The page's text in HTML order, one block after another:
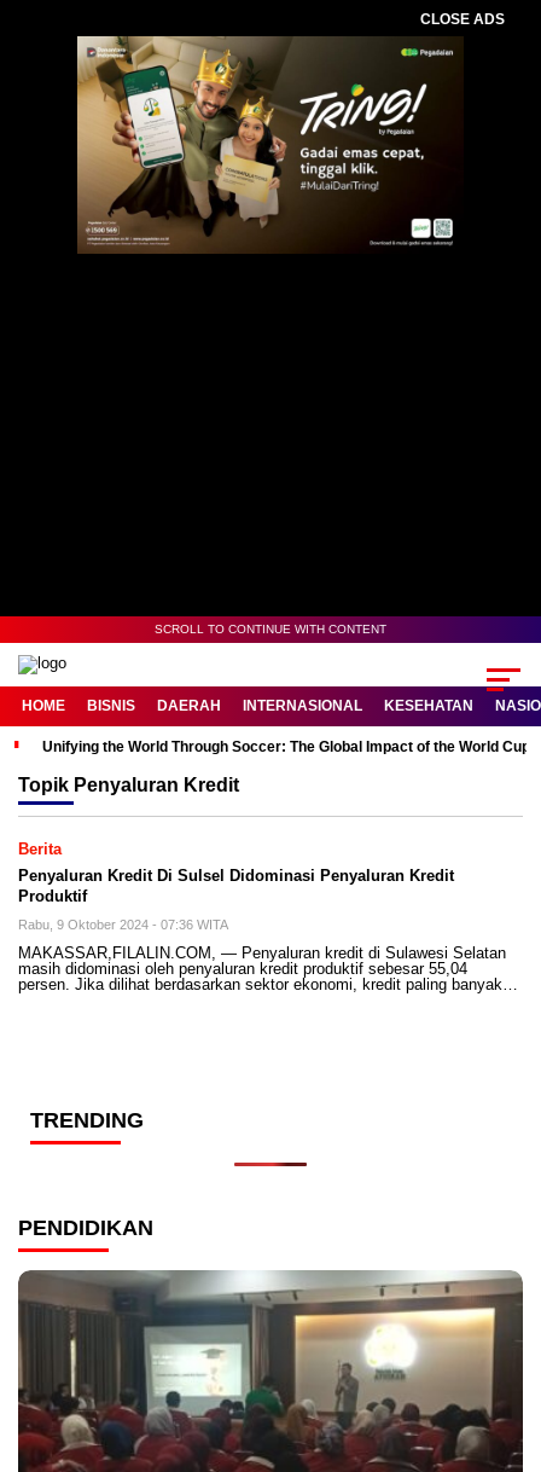
CLOSE ADS
SCROLL TO CONTINUE WITH CONTENT
HOME BISNIS DAERAH INTERNASIONAL KESEHATAN
Unifying the World Through Soccer: The Global Impact of the World Cup
Topik Penyaluran Kredit
Berita
Penyaluran Kredit Di Sulsel Didominasi Penyaluran Kredit
Produktif
Rabu, 9 Oktober 2024 - 07:36 WITA
MAKASSAR,FILALIN.COM, — Penyaluran kredit di Sulawesi Selatan
masih didominasi oleh penyaluran kredit produktif sebesar 55,04
persen. Jika dilihat berdasarkan sektor ekonomi, kredit paling banyak…
TRENDING
PENDIDIKAN